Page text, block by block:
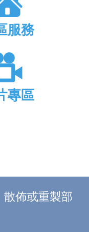
服務
專區
佈或重製部